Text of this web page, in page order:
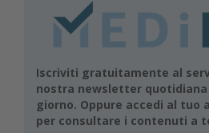
Iscriviti gratuitamente al
nostra newsletter
giorno. Oppure accedi al tuo
per consultare i contenuti a